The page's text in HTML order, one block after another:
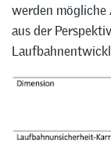
werden
aus der